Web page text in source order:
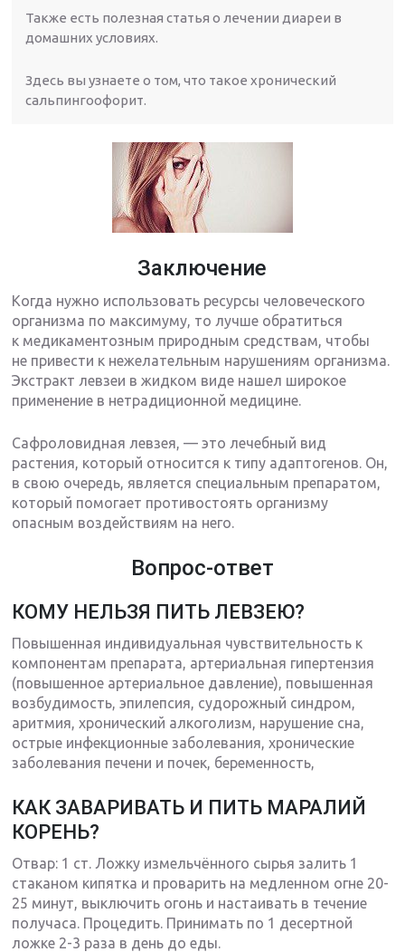
Также есть полезная статья о лечении диареи в
домашних условиях.
Здесь вы узнаете о том, что такое хронический
сальпингоофорит.
Заключение
Когда нужно использовать ресурсы человеческого
организма по максимуму, то лучше обратиться
к медикаментозным природным средствам, чтобы
не привести к нежелательным нарушениям организма.
Экстракт левзеи в жидком виде нашел широкое
применение в нетрадиционной медицине.
Сафроловидная левзея, — это лечебный вид
растения, который относится к типу адаптогенов. Он,
в свою очередь, является специальным препаратом,
который помогает противостоять организму
опасным воздействиям на него.
Вопрос-ответ
КОМУ НЕЛЬЗЯ ПИТЬ ЛЕВЗЕЮ?
Повышенная индивидуальная чувствительность к
компонентам препарата, артериальная гипертензия
(повышенное артериальное давление), повышенная
возбудимость, эпилепсия, судорожный синдром,
аритмия, хронический алкоголизм, нарушение сна,
острые инфекционные заболевания, хронические
заболевания печени и почек, беременность,
КАК ЗАВАРИВАТЬ И ПИТЬ МАРАЛИЙ
КОРЕНЬ?
Отвар: 1 ст. Ложку измельчённого сырья залить 1
стаканом кипятка и проварить на медленном огне 20-
25 минут, выключить огонь и настаивать в течение
получаса. Процедить. Принимать по 1 десертной
ложке 2-3 раза в день до еды.